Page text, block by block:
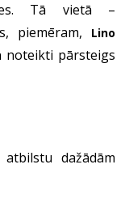
Tā vietā –
piemēram,
Lino
noteikti pārsteigs
dažādām